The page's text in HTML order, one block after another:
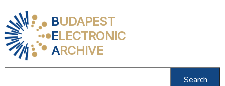
BUDAPEST
ELECTRONIC
ARCHIVE
Search